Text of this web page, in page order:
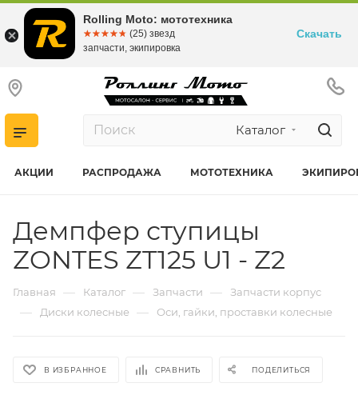
Каталог
АКЦИИ РАСПРОДАЖА МОТОТЕХНИКА
Демпфер ступицы
ZONTES ZT125 U1 - Z2
Главная — Каталог — Запчасти — Запчасти корпус
— Диски колесные — Оси, гайки, проставки колесные
В ИЗБРАННОЕ СРАВНИТЬ ПОДЕЛИТЬСЯ
Rolling Moto: мототехника
☆☆☆☆☆
★★★★★ (25) звезд
запчасти, экипировка
Скачать